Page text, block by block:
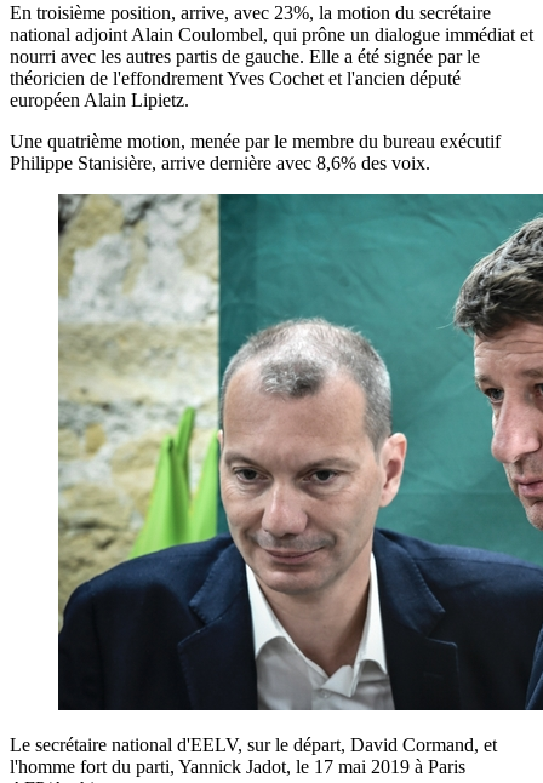
En troisième position, arrive, avec 23%, la motion du secrétaire
national adjoint Alain Coulombel, qui prône un dialogue immédiat et
nourri avec les autres partis de gauche. Elle a été signée par le
théoricien de l'effondrement Yves Cochet et l'ancien député
européen Alain Lipietz.
Une quatrième motion, menée par le membre du bureau exécutif
Philippe Stanisière, arrive dernière avec 8,6% des voix.
Le secrétaire national d'EELV, sur le départ, David Cormand, et
l'homme fort du parti, Yannick Jadot, le 17 mai 2019 à Paris